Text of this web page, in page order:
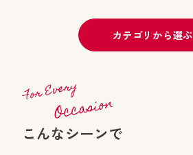
カテゴリから選ぶ
こんなシーンで